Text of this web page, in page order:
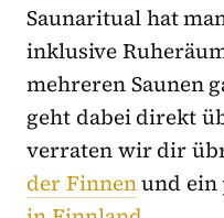
Saunaritual hat
inklusive
mehreren Saunen
geht dabei direkt
verraten wir dir
der Finnenund ein